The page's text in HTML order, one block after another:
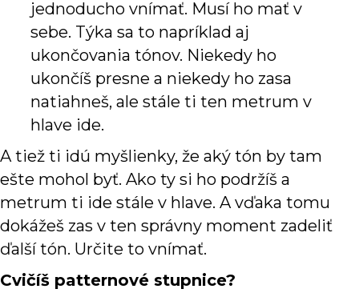
jednoducho vnímať. Musí ho mať v
sebe. Týka sa to napríklad aj
ukončovania tónov. Niekedy ho
ukončíš presne a niekedy ho zasa
natiahneš, ale stále ti ten metrum v
hlave ide.
A tiež ti idú myšlienky, že aký tón by tam
ešte mohol byť. Ako ty si ho podržíš a
metrum ti ide stále v hlave. A vďaka tomu
dokážeš zas v ten správny moment zadeliť
ďalší tón. Určite to vnímať.
Cvičíš patternové stupnice?